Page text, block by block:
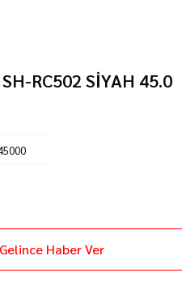
RC502 SİYAH 45.0
Gelince Haber Ver